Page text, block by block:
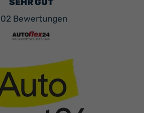
Bewertungen